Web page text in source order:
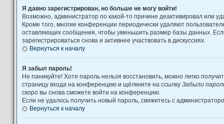
Я давно зарегистрирован, но больше не могу войти!
Возможно, администратор по какой-то причине деактивировал или
Кроме того, многие конференции периодически удаляют
оставляющих сообщения, чтобы уменьшить размер базы данных.
зарегистрироваться снова и активнее участвовать в дискуссиях.
Вернуться к началу
Я забыл пароль!
Не паникуйте! Хотя пароль нельзя восстановить, можно легко
страницу входа на конференцию и щёлкните на ссылку Забыли
скоро вы снова сможете войти на конференцию.
Если не удалось получить новый пароль, свяжитесь с
Вернуться к началу